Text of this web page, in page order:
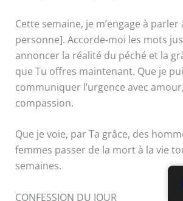
Cette semaine, je m’engage à
personne]. Accorde-moi les mots
annoncer la réalité du péché et la
que Tu offres maintenant. Que je
communiquer l’urgence avec
compassion.
Que je voie, par Ta grâce, des
femmes passer de la mort à la vie
semaines.
CONFESSION DU JOUR